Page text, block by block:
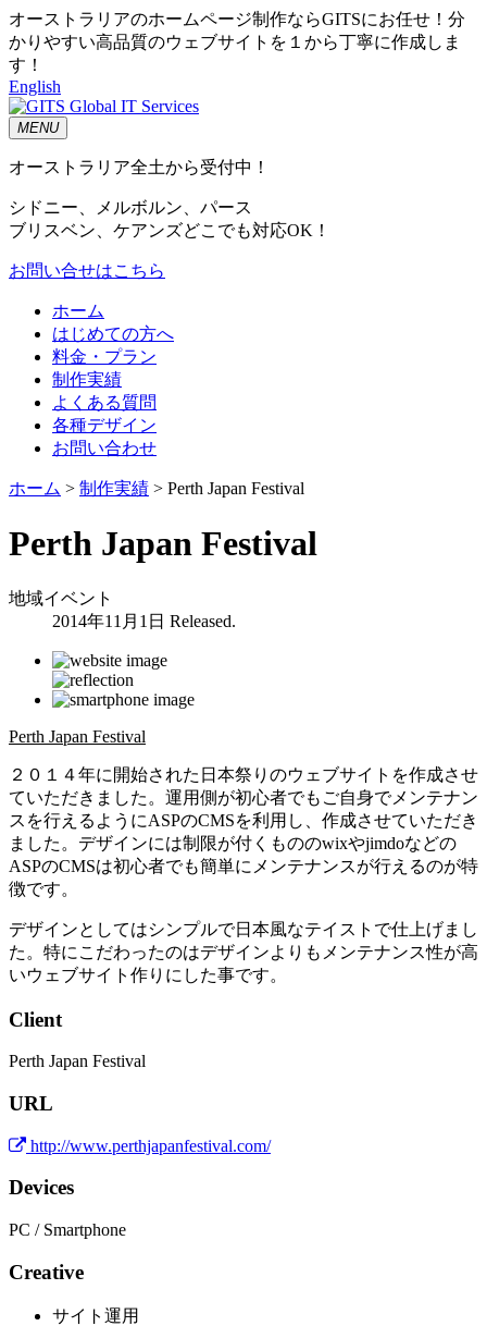
オーストラリアのホームページ制作ならGITSにお任せ！分
かりやすい高品質のウェブサイトを１から丁寧に作成しま
す！
English
MENU
オーストラリア全土から受付中！
シドニー、メルボルン、パース
ブリスベン、ケアンズどこでも対応OK！
お問い合せはこちら
ホーム
はじめての方へ
料金・プラン
制作実績
よくある質問
各種デザイン
お問い合わせ
ホーム > 制作実績 > Perth Japan Festival
Perth Japan Festival
地域イベント
2014年11月1日 Released.
Perth Japan Festival
２０１４年に開始された日本祭りのウェブサイトを作成させ
ていただきました。運用側が初心者でもご自身でメンテナン
スを行えるようにASPのCMSを利用し、作成させていただき
ました。デザインには制限が付くもののwixやjimdoなどの
ASPのCMSは初心者でも簡単にメンテナンスが行えるのが特
徴です。
デザインとしてはシンプルで日本風なテイストで仕上げまし
た。特にこだわったのはデザインよりもメンテナンス性が高
いウェブサイト作りにした事です。
Client
Perth Japan Festival
URL
http://www.perthjapanfestival.com/
Devices
PC / Smartphone
Creative
サイト運用